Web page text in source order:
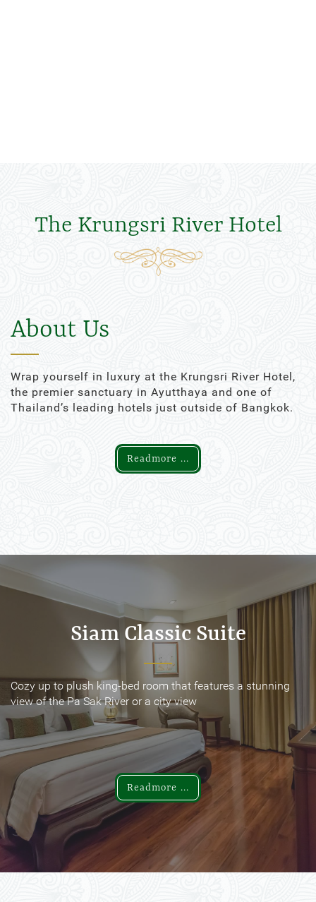
The Krungsri River Hotel
About Us
Wrap yourself in luxury at the Krungsri River Hotel,
the premier sanctuary in Ayutthaya and one of
Thailand’s leading hotels just outside of Bangkok.
Readmore ...
Siam Classic Suite
Cozy up to plush king-bed room that features a stunning
view of the Pa Sak River or a city view
Readmore ...
Siam Classic Suite
Cozy up to plush king-bed room that features a stunning
view of the Pa Sak River or a city view
Readmore ...